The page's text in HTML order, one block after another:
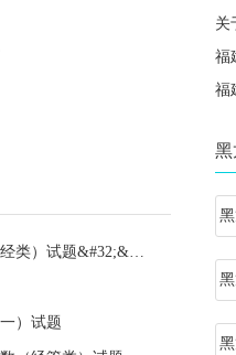
全国2024年4月自学考试经济法概论（财经类）试题&#32;&#32;
）试题
福
福
黑